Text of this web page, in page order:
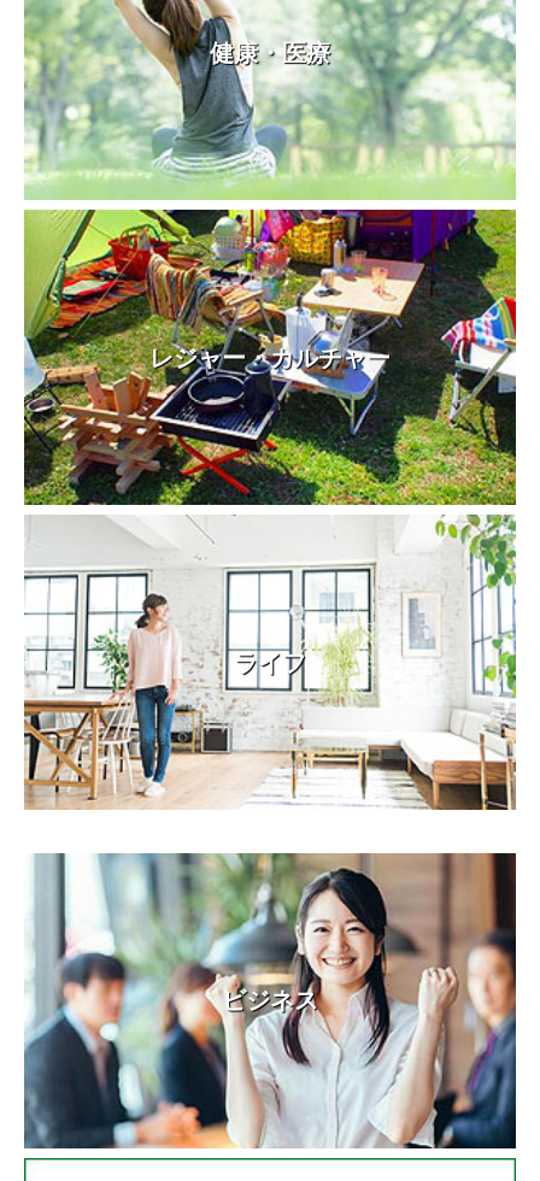
健康・医療
レジャー・カルチャー
ライフ
ビジネス